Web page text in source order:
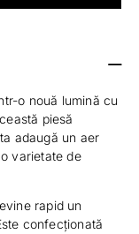
o nouă lumină cu
piesă
adaugă un aer
varietate de
rapid un
confecționată